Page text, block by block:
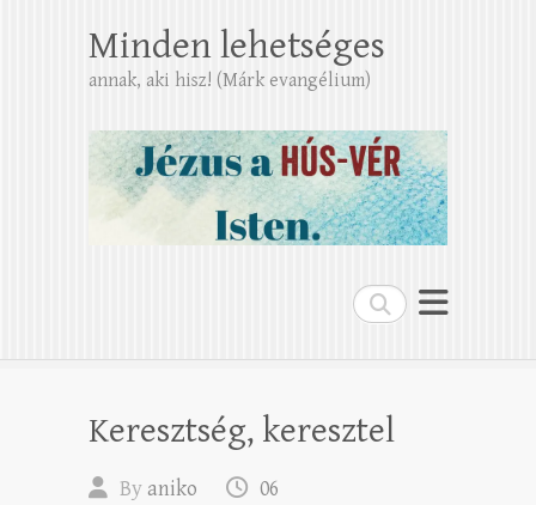
Search
Minden lehetséges
annak, aki hisz! (Márk evangélium)
Keresztség, keresztel
By aniko
06